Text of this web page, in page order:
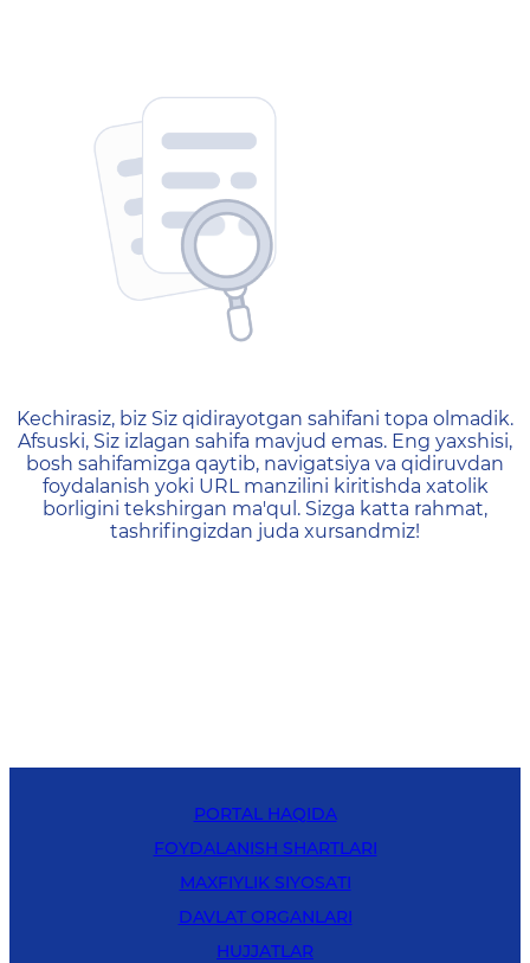
404 — Страница не
Kechirasiz, biz Siz qidirayotgan sahifani topa olmadik.
Afsuski, Siz izlagan sahifa mavjud emas. Eng yaxshisi,
bosh sahifamizga qaytib, navigatsiya va qidiruvdan
foydalanish yoki URL manzilini kiritishda xatolik
borligini tekshirgan ma'qul. Sizga katta rahmat,
tashrifingizdan juda xursandmiz!
PORTAL HAQIDA
FOYDALANISH SHARTLARI
MAXFIYLIK SIYOSATI
DAVLAT ORGANLARI
HUJJATLAR